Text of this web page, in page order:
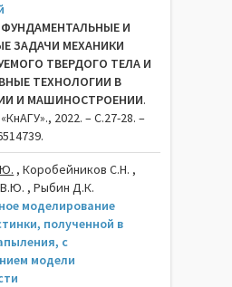
ФУНДАМЕНТАЛЬНЫЕ И
ЗАДАЧИ МЕХАНИКИ
ТВЕРДОГО ТЕЛА И
ТЕХНОЛОГИИ В
И МАШИНОСТРОЕНИИ.
2022. – C.27-28. –
, Коробейников С.Н. ,
, Рыбин Д.К.
моделирование
полученной в
с
модели